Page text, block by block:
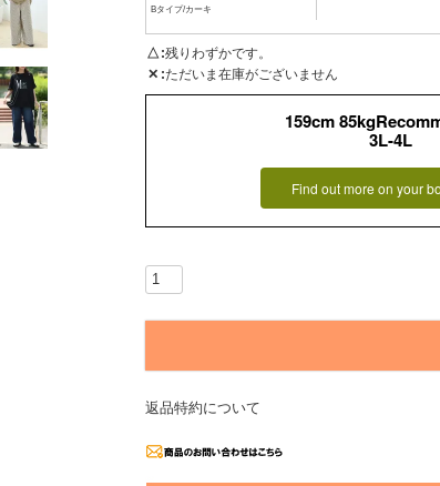
Bタイプ/カーキ
△ 残りわずかです。
✕ ただいま在庫がございません
159cm
3L-4L
Find out more on your
返品特約について